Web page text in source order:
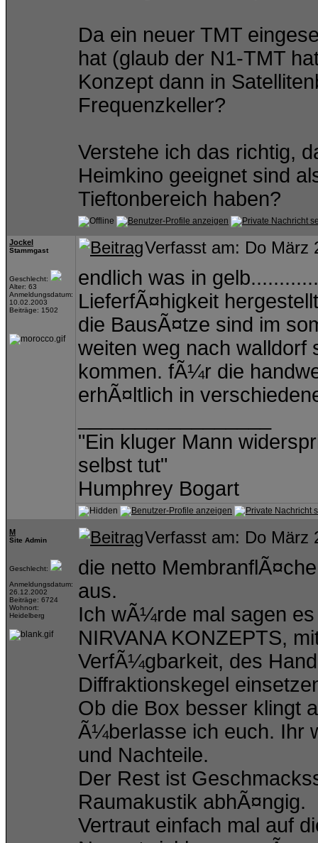
Da ein neuer TMT
hat (glaub der N1-TMT
Konzept dann in
Frequenzkeller?
Verstehe ich das richtig,
Heimkino geeignet sind
Tieftonbereich haben?
Jockel
Stammgast
Geschlecht:
Alter: 63
Anmeldungsdatum:
10.02.2003
Beiträge: 1502
Verfasst am: Do
endlich was in
LieferfÃ¤higkeit
die BausÃ¤tze sind im
weiten weg nach walldorf
kommen. fÃ¼r die
erhÃ¤ltlich in
"Ein kluger Mann
selbst tut"
Humphrey Bogart
M
Site Admin
Geschlecht:
Anmeldungsdatum:
26.12.2002
Beiträge: 6724
Wohnort:
Heidelberg
Verfasst am: Do
die netto
aus.
Ich wÃ¼rde mal sagen
NIRVANA KONZEPTS,
VerfÃ¼gbarkeit, des
Diffraktionskegel
Ob die Box besser klingt
Ã¼berlasse ich euch. Ihr
und Nachteile.
Der Rest ist
Raumakustik abhÃ¤ngig.
Vertraut einfach mal auf